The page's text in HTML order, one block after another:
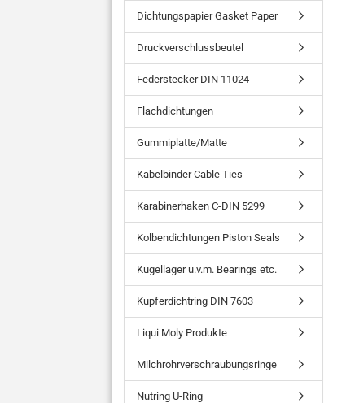
Dichtungspapier Gasket Paper
Druckverschlussbeutel
Federstecker DIN 11024
Flachdichtungen
Gummiplatte/Matte
Kabelbinder Cable Ties
Karabinerhaken C-DIN 5299
Kolbendichtungen Piston Seals
Kugellager u.v.m. Bearings etc.
Kupferdichtring DIN 7603
Liqui Moly Produkte
Milchrohrverschraubungsringe
Nutring U-Ring